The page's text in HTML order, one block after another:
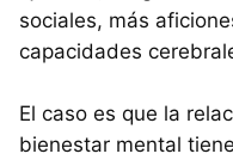
sociales, más
capacidades
El caso es que la
bienestar mental